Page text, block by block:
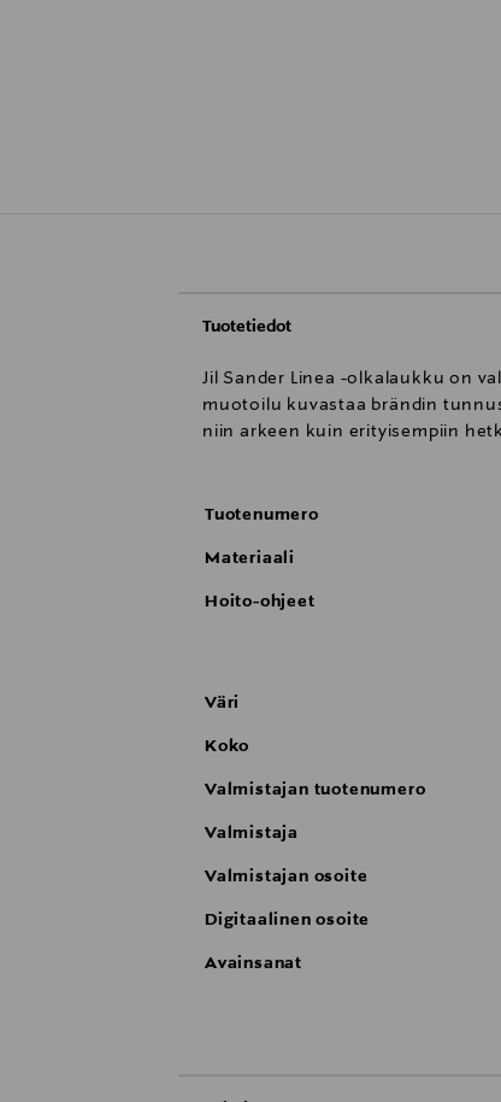
Tuotetiedot
Jil Sander Linea -olkalaukku on
muotoilu kuvastaa brändin
niin arkeen kuin erityisempiin
Tuotenumero
Materiaali
Hoito-ohjeet
Väri
Koko
Valmistajan tuotenumero
Valmistaja
Valmistajan osoite
Digitaalinen osoite
Avainsanat